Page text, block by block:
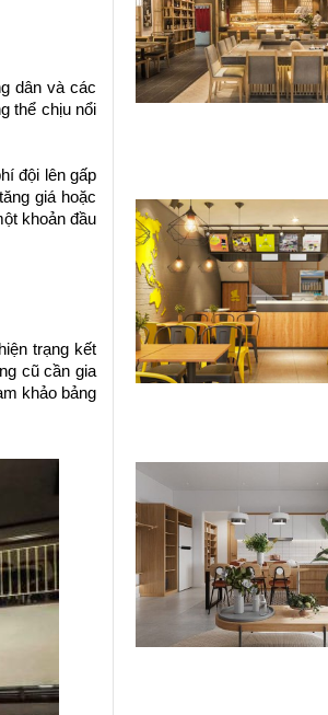
dân và các
thể chịu nổi
đội lên gấp
giá hoặc
khoản đầu
trạng kết
cũ cần gia
khảo bảng